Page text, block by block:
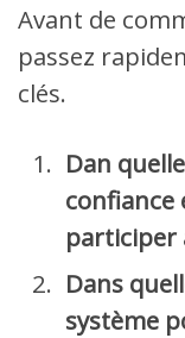
Avant de
passez
clés.
Dan
confiance
participer
Dans
système